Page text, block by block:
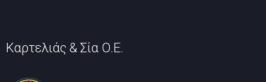
Καρτελιάς & Σία Ο.Ε.